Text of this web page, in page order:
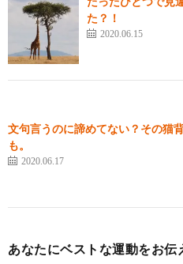
た？！
2020.06.15
文句言うのに諦めてない？その猫
も。
2020.06.17
あなたにベストな運動をお伝